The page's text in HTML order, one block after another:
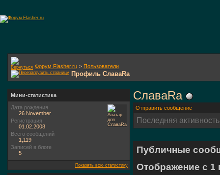
Форум Flasher.ru > Пользователи
Профиль СлаваRa
СлаваRa
Отправить сообщение
Последняя
Публичные
Отображение с 1
Мини-статистика
Дата рождения
26 November
Регистрация
01.02.2008
Всего сообщений
1,119
Записей в блоге
5
Показать всю статистику